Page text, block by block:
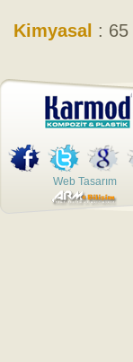
Kimyasal : 65
Web Tasarım